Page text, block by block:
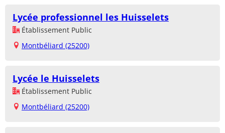
Lycée professionnel les Huisselets
Établissement Public
Montbéliard (25200)
Lycée le Huisselets
Établissement Public
Montbéliard (25200)